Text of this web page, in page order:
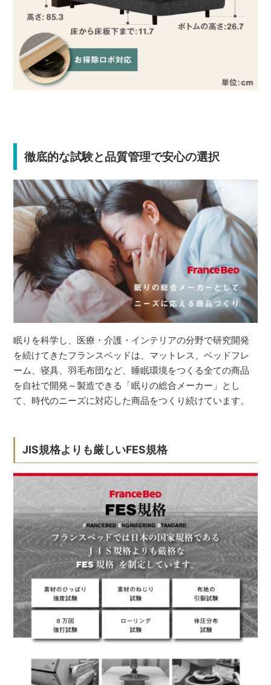
徹底的な試験と品質管理で安心の選択
眠りを科学し、医療・介護・インテリアの分野で研究開発
を続けてきたフランスベッドは、マットレス、ベッドフレ
ーム、寝具、羽毛布団など、睡眠環境をつくる全ての商品
を自社で開発～製造できる「眠りの総合メーカー」とし
て、時代のニーズに対応した商品をつくり続けています。
JIS規格よりも厳しいFES規格